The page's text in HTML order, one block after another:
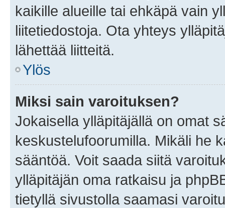
kaikille alueille tai ehkäpä vain
liitetiedostoja. Ota yhteys
lähettää liitteitä.
Ylös
Miksi sain varoituksen?
Jokaisella ylläpitäjällä on omat
keskustelufoorumilla. Mikäli he
sääntöä. Voit saada siitä
ylläpitäjän oma ratkaisu ja
tietyllä sivustolla saamasi